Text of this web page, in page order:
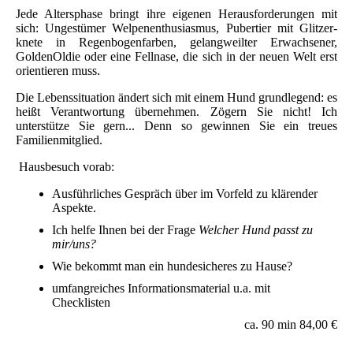
Jede Altersphase bringt ihre eigenen Herausforderungen mit
sich: Ungestümer Welpenenthusiasmus, Pubertier mit Glitzer-
knete in Regenbogenfarben, gelangweilter Erwachsener,
GoldenOldie oder eine Fellnase, die sich in der neuen Welt erst
orientieren muss.
Die Lebenssituation ändert sich mit einem Hund grundlegend: es
heißt Verantwortung übernehmen. Zögern Sie nicht! Ich
unterstütze Sie gern... Denn so gewinnen Sie ein treues
Familienmitglied.
Hausbesuch vorab:
Ausführliches Gespräch über im Vorfeld zu klärender
Aspekte.
Ich helfe Ihnen bei der Frage Welcher Hund passt zu
mir/uns?
Wie bekommt man ein hundesicheres zu Hause?
umfangreiches Informationsmaterial u.a. mit
Checklisten
ca. 90 min 84,00 €